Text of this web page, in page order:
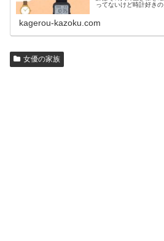
ってないけど時計好き
kagerou-kazoku.com
女優の家族